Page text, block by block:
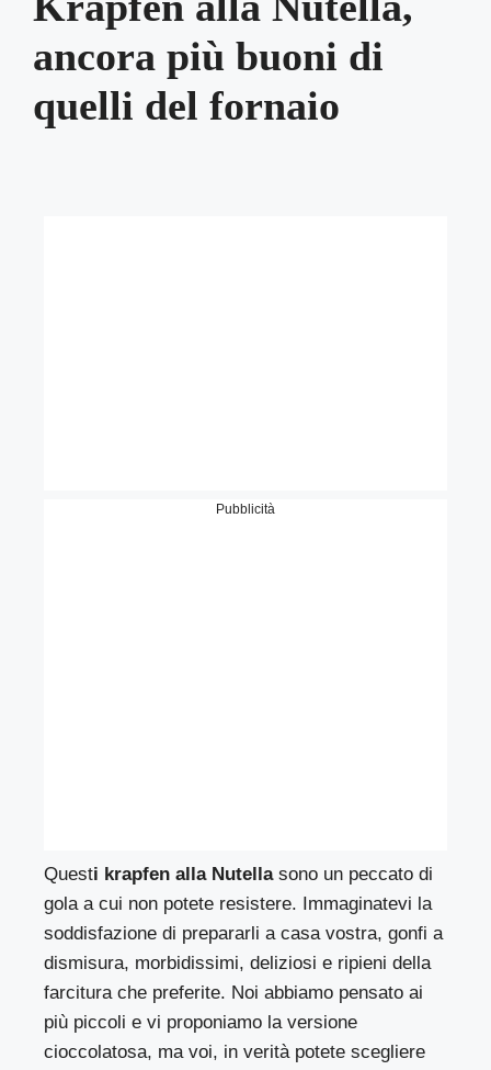
ancora più buoni di
quelli del fornaio
Pubblicità
Questi krapfen alla Nutellasono un peccato di
gola a cui non potete resistere. Immaginatevi la
soddisfazione di prepararli a casa vostra, gonfi a
dismisura, morbidissimi, deliziosi e ripieni della
farcitura che preferite. Noi abbiamo pensato ai
più piccoli e vi proponiamo la versione
cioccolatosa, ma voi, in verità potete scegliere